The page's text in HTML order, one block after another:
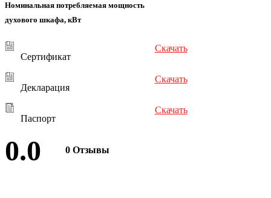
Номинальная потребляемая мощность
духового шкафа, кВт
Сертификат
Скачать
Декларация
Скачать
Паспорт
Скачать
0.0 0 Отзывы